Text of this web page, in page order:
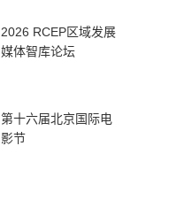
2026 RCEP区域发展
媒体智库论坛
第十六届北京国际电
影节